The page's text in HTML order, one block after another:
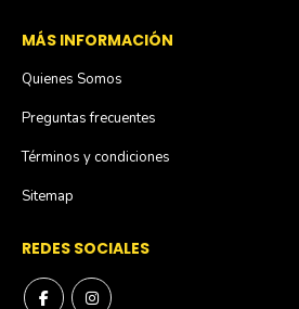
MÁS INFORMACIÓN
Quienes Somos
Preguntas frecuentes
Términos y condiciones
Sitemap
REDES SOCIALES